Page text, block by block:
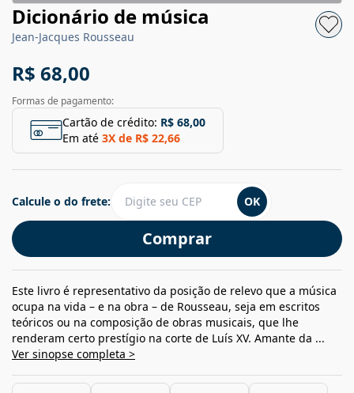
Dicionário de música
Jean-Jacques Rousseau
R$ 68,00
Formas de pagamento:
Cartão de crédito: R$ 68,00
Em até 3X de R$ 22,66
Comprar
Calcule o do frete: OK
Este livro é representativo da posição de relevo que a música
ocupa na vida – e na obra – de Rousseau, seja em escritos
teóricos ou na composição de obras musicais, que lhe
renderam certo prestígio na corte de Luís XV. Amante da ...
Ver sinopse completa >